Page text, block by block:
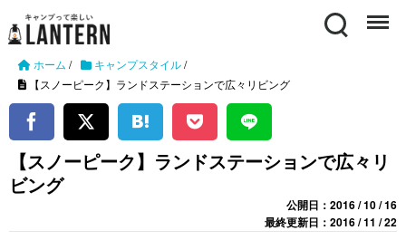
Search Menu
ホーム / キャンプスタイル/
【スノーピーク】ランドステーションで広々リビング
【スノーピーク】ランドステーションで広々リ
ビング
公開日：2016 / 10 / 16
最終更新日：2016 / 11 / 22